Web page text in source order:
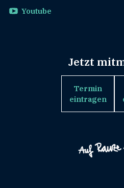
Youtube
Jetzt
Termin
eintragen